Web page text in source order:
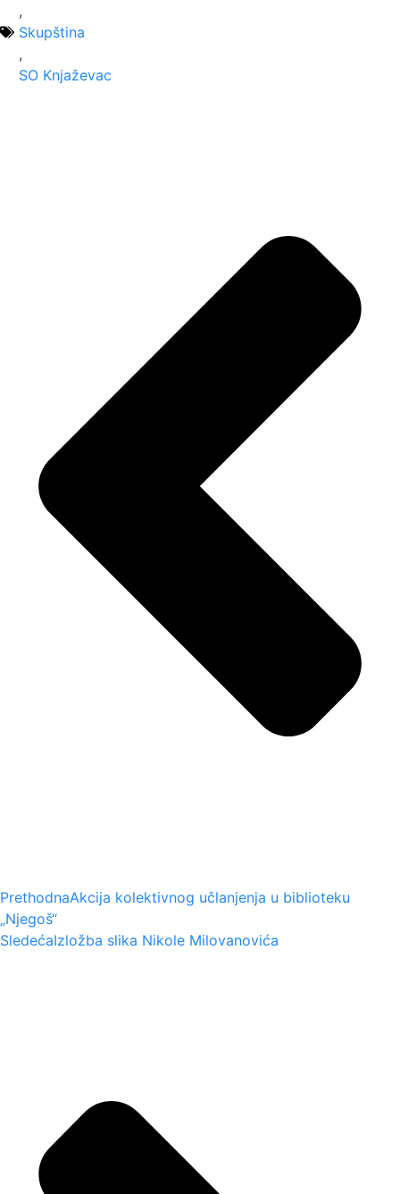
,
Skupština
,
SO Knjaževac
PrethodnaAkcija kolektivnog učlanjenja u biblioteku
„Njegoš“
SledećaIzložba slika Nikole Milovanovića